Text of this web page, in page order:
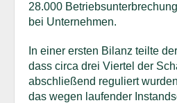
28.000
bei Unternehmen.
In einer ersten Bilanz teilte
dass circa drei Viertel der
abschließend reguliert
das wegen laufender